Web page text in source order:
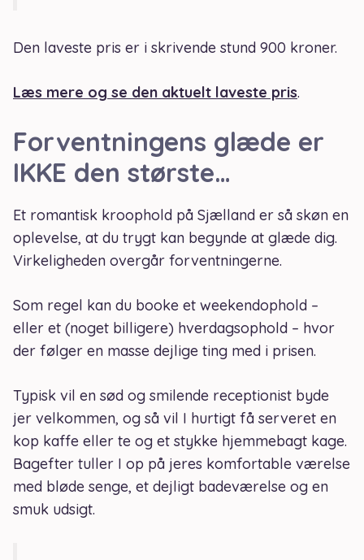
Den laveste pris er i skrivende stund 900 kroner.
Læs mere og se den aktuelt laveste pris.
Forventningens glæde er
IKKE den største…
Et romantisk kroophold på Sjælland er så skøn en
oplevelse, at du trygt kan begynde at glæde dig.
Virkeligheden overgår forventningerne.
Som regel kan du booke et weekendophold –
eller et (noget billigere) hverdagsophold – hvor
der følger en masse dejlige ting med i prisen.
Typisk vil en sød og smilende receptionist byde
jer velkommen, og så vil I hurtigt få serveret en
kop kaffe eller te og et stykke hjemmebagt kage.
Bagefter tuller I op på jeres komfortable værelse
med bløde senge, et dejligt badeværelse og en
smuk udsigt.